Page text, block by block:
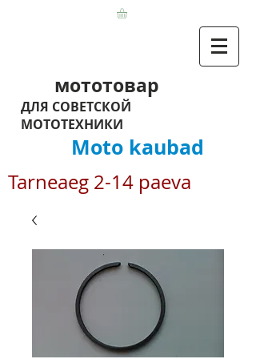
мототовар
ДЛЯ СОВЕТСКОЙ
МОТОТЕХНИКИ
Moto kaubad
Tarneaeg 2-14 paeva